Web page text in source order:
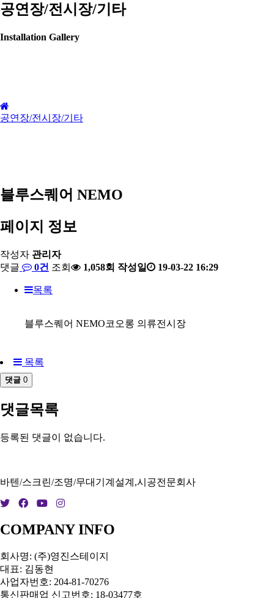
공연장/전시장/기타
Installation Gallery
공연장/전시장/기타
블루스퀘어 NEMO
페이지 정보
작성자 관리자
댓글
0건 조회 1,058회 작성일 19-03-22 16:29
목록
블루스퀘어 NEMO코오롱 의류전시장
목록
댓글 0
댓글목록
등록된 댓글이 없습니다.
바텐/스크린/조명/무대기계설계,시공전문회사
COMPANY INFO
회사명: (주)영진스테이지
대표: 김동현
사업자번호: 204-81-70276
통신판매업 신고번호: 18-03477호